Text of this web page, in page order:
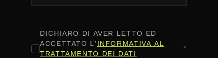
CONSENSO*
DICHIARO DI AVER LETTO ED
ACCETTATO L' INFORMATIVA AL
TRATTAMENTO DEI DATI
*